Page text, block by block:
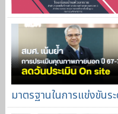
มาตรฐานในการแข่งขันร